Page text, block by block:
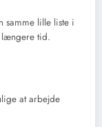
samme lille liste i
længere tid.
at arbejde